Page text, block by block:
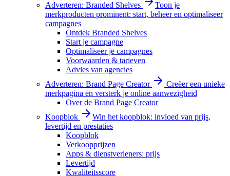
Adverteren: Branded Shelves
Toon je
merkproducten prominent: start, beheer en optimaliseer
campagnes
Ontdek Branded Shelves
Start je campagne
Optimaliseer je campagnes
Voorwaarden & tarieven
Advies van agencies
Adverteren: Brand Page Creator
Creëer een unieke
merkpagina en versterk je online aanwezigheid
Over de Brand Page Creator
Koopblok
Win het koopblok: invloed van prijs,
levertijd en prestaties
Koopblok
Verkoopprijzen
Apps & dienstverleners: prijs
Levertijd
Kwaliteitsscore